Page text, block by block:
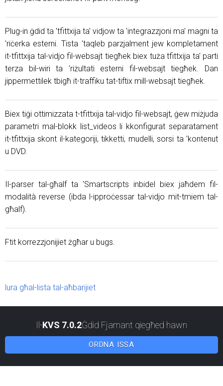
Plug-in ġdid ta 'tfittxija ta' vidjow ta 'integrazzjoni ma' magni ta
'riċerka esterni. Tista 'taqleb parzjalment jew kompletament
it-tfittxija tal-vidjo fil-websajt tiegħek biex tuża tfittxija ta' parti
terza bil-wiri ta 'riżultati esterni fil-websajt tiegħek. Dan
jippermettilek tbigħ it-traffiku tat-tiftix mill-websajt tiegħek.
Biex tiġi ottimizzata t-tfittxija tal-vidjo fil-websajt, ġew miżjuda
parametri mal-blokk list_videos li kkonfigurat separatament
it-tfittxija skont il-kategoriji, tikketti, mudelli, sorsi ta 'kontenut
u DVD.
Il-parser tal-għalf ta 'Smartscripts inbidel biex jaħdem fil-
modalità reverse (ibda l-ipproċessar tal-vidjo mit-tmiem tal-
għalf).
Ftit korrezzjonijiet żgħar u bugs.
lura għal-lista tal-aħbarijiet
Il-KVS 7.0.2Ġdid Fjamant qiegħed hawn
ORDNA ISSA